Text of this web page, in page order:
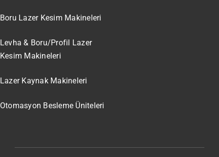
Boru Lazer Kesim Makineleri
Levha & Boru/Profil Lazer
Kesim Makineleri
Lazer Kaynak Makineleri
Otomasyon Besleme Üniteleri